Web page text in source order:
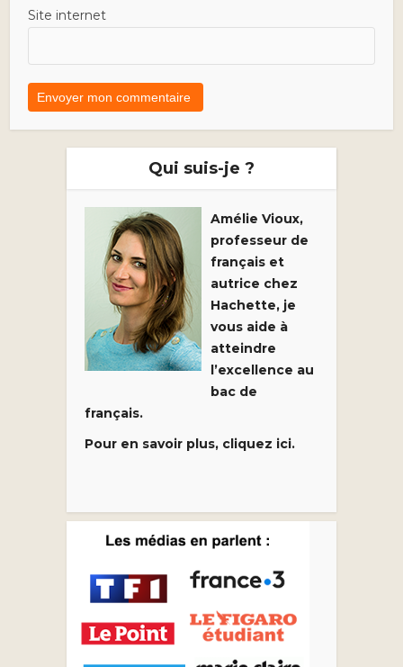
Site internet
Qui suis-je ?
Amélie Vioux,
professeur de
français et
autrice chez
Hachette, je
vous aide à
atteindre
l’excellence au
bac de
français.
Pour en savoir plus, cliquez ici.